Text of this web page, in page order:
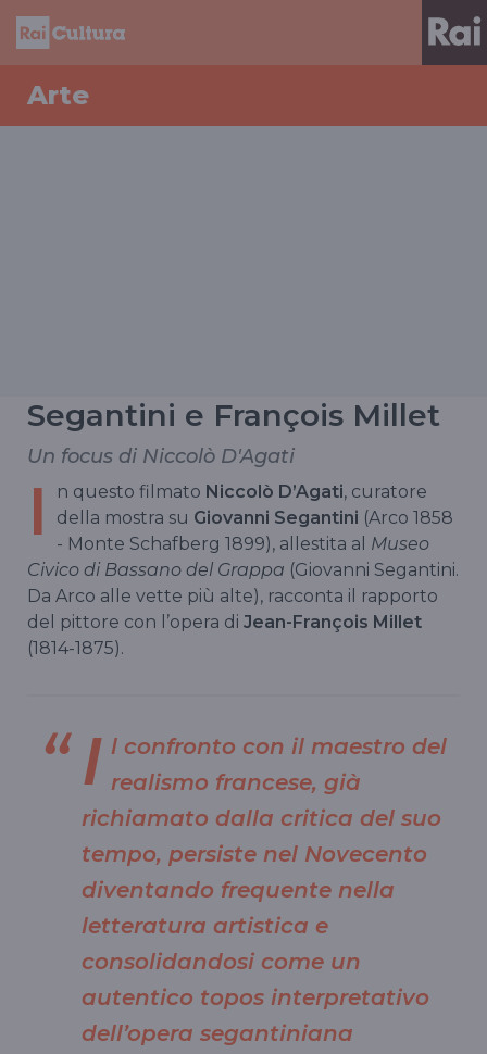
Arte
Segantini e François Millet
Un focus di Niccolò D'Agati
I n questo filmato Niccolò D’Agati, curatore
della mostra su Giovanni Segantini (Arco 1858
- Monte Schafberg 1899), allestita al Museo
Civico di Bassano del Grappa (Giovanni Segantini.
Da Arco alle vette più alte), racconta il rapporto
del pittore con l’opera di Jean-François Millet
(1814-1875).
I l confronto con il maestro del
realismo francese, già
richiamato dalla critica del suo
tempo, persiste nel Novecento
diventando frequente nella
letteratura artistica e
consolidandosi come un
autentico topos interpretativo
dell’opera segantiniana